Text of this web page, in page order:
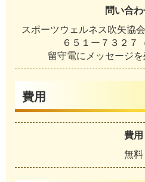
問い合
スポーツウェルネス吹矢協
６５１ー７３２７
留守電にメッセージを
費用
費用
無料